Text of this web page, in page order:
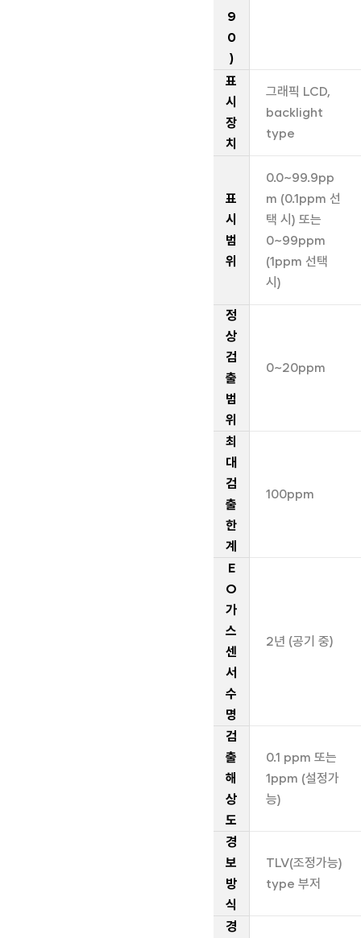
9
0
)
표
시
장
치
그래픽 LCD,
backlight
type
표
시
범
위
0.0~99.9pp
m (0.1ppm 선
택 시) 또는
0~99ppm
(1ppm 선택
시)
정
상
검
출
범
위
0~20ppm
최
대
검
출
한
계
100ppm
E
O
가
스
센
서
수
명
2년 (공기 중)
검
출
해
상
도
0.1 ppm 또는
1ppm (설정가
능)
경
보
방
식
TLV(조정가능)
type 부저
경